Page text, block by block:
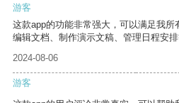
游客
这款app的功能非常强大，可以满足我
编辑文档、制作演示文稿、管理日程安排
2024-08-06
游客